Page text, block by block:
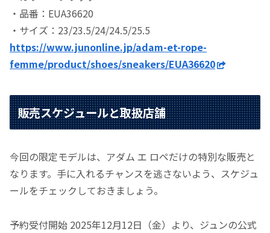
・品番：EUA36620
・サイズ：23/23.5/24/24.5/25.5
https://www.junonline.jp/adam-et-rope-
femme/product/shoes/sneakers/EUA36620
販売スケジュールと取扱店舗
今回の限定モデルは、アダム エ ロペだけの特別な販売と
なります。手に入れるチャンスを逃さないよう、スケジュ
ールをチェックしておきましょう。
予約受付開始 2025年12月12日（金）より、ジュンの公式